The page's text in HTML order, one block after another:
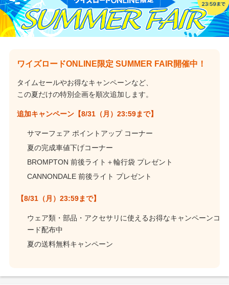
ワイズロードONLINE限定 SUMMER FAIR開催中！
タイムセールやお得なキャンペーンなど、
この夏だけの特別企画を順次追加します。
追加キャンペーン【8/31（月）23:59まで】
サマーフェア ポイントアップ コーナー
夏の完成車値下げコーナー
BROMPTON 前後ライト＋輪行袋 プレゼント
CANNONDALE 前後ライト プレゼント
【8/31（月）23:59まで】
ウェア類・部品・アクセサリに使えるお得なキャンペーンコ
ード配布中
夏の送料無料キャンペーン